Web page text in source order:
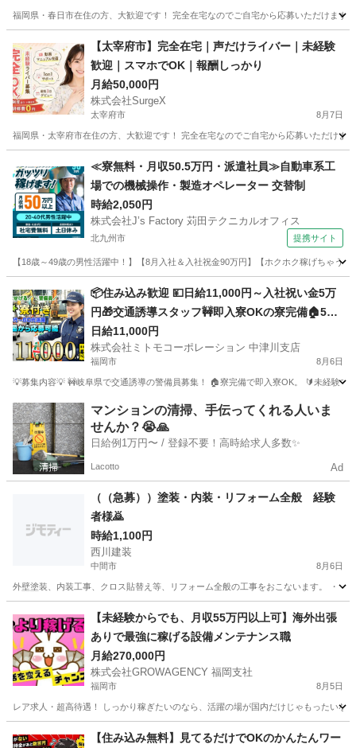
福岡県・春日市在住の方、大歓迎です！ 完全在宅なのでご自宅から応募いただけま
その他 ライバー
【太宰府市】完全在宅｜声だけライバー｜未経験
歓迎｜スマホでOK｜報酬しっかり
月給50,000円
株式会社SurgeX
太宰府市 8月7日
福岡県・太宰府市在住の方、大歓迎です！ 完全在宅なのでご自宅から応募いただけ
その他 ライバー
≪寮無料・月収50.5万円・派遣社員≫自動車系工
場での機械操作・製造オペレーター 交替制
時給2,050円
株式会社J’s Factory 苅田テクニカルオフィス
北九州市 提携サイト
【18歳～49歳の男性活躍中！】【8月入社＆入社祝金90万円】【ホクホク稼げちゃ
その他
📦住み込み歓迎 💴日給11,000円～入社祝い金5万
円🎁交通誘導スタッフ🚧即入寮OKの寮完備🏠50
代・60代活躍中👴難しい作業は一切なし👌地域の
安全を守るやりがいある仕事🛡️Web面接で即決も
可能です💻
日給11,000円
株式会社ミトモコーポレーション 中津川支店
福岡市 8月6日
💡募集内容💡 🚧岐阜県で交通誘導の警備員募集！ 🏠寮完備で即入寮OK。 🔰未経験
福岡 福岡市 その他 Web
マンションの清掃、手伝ってくれる人いま
せんか？😭🙏
日給例1万円〜 / 登録不要！高時給求人多数✨
Lacotto Ad
（（急募））塗装・内装・リフォーム全般 経験
者様🙇
時給1,100円
西川建装
中間市 8月6日
外壁塗装、内装工事、クロス貼替え等、リフォーム全般の工事をおこないます。
その他 外壁塗装
【未経験からでも、月収55万円以上可】海外出張
ありで最強に稼げる設備メンテナンス職
月給270,000円
株式会社GROWAGENCY 福岡支社
福岡市 8月5日
レア求人・超高待遇！ しっかり稼ぎたいのなら、活躍の場が国内だけじゃもったい
その他 海外出張
【住み込み無料】見てるだけでOKのかんたんワー